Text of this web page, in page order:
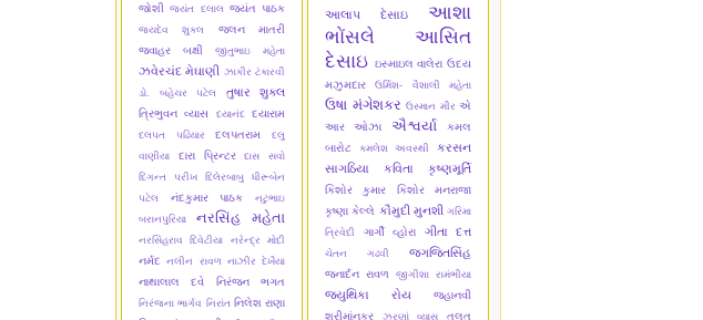
જોશી
જયંત દલાલ જયંત પાઠક
જયદેવ શુક્લ
જલન માતરી
જવાહર બક્ષી
જીતુભાઇ મહેતા
ઝવેરચંદ મેઘાણી ઝાકીર ટંકારવી
ડો. બહેચર પટેલ
તુષાર શુક્લ
ત્રિભુવન વ્યાસ દયાનંદ દયારામ
દલપત પઢિયાર દલપતરામ
દલુ
વાણીયા
દારા પ્રિન્ટર
દાસ સવો
દિગન્ત પરીખ
દિલેરબાબુ
ધીરૂબેન
પટેલ
નંદકુમાર પાઠક
નટુભાઇ
બરાનપુરિયા
નરસિંહ મહેતા
નરસિંહરાવ દિવેટીયા નરેન્દ્ર મોદી
નર્મદ નલીન રાવળ નાઝીર દેખૈયા
નાથાલાલ દવે નિરંજન ભગત
નિરંજના ભાર્ગવ નિરાંત નિલેશ રાણા
આલાપ દેસાઇ
આશા
ભોંસલે
આસિત
દેસાઇ ઇસ્માઇલ વાલેરા ઉદય
મઝુમદાર
ઉર્મિશ- વૈશાલી મહેતા
ઉષા મંગેશકર ઉસ્માન મીર એ
આર ઓઝા
ઐશ્વર્યા
કમલ
બારોટ
કમલેશ અવસ્થી
કરસન
સાગઠિયા
કવિતા કૃષ્ણમૂર્તિ
કિશોર કુમાર
કિશોર મનરાજા
કૃષ્ણા કેલ્લે કૌમુદી મુનશી ગરિમા
ત્રિવેદી
ગાર્ગી વ્હોરા ગીતા દત્ત
ચેતન ગઢવી જગજિતસિંહ
જનાર્દન રાવળ જીગીશા રામંભીયા
જ્યુથિકા રોય
જ્હાનવી
શ્રીમાંનકર
ઝરણાં વ્યાસ
તલત